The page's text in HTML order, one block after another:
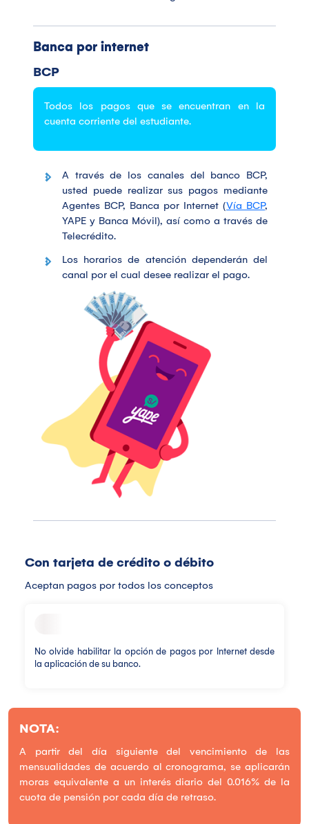
Banca por internet
BCP
Todos los pagos que se encuentran en la
cuenta corriente del estudiante.
A través de los canales del banco BCP,
usted puede realizar sus pagos mediante
Agentes BCP, Banca por Internet (Vía BCP,
YAPE y Banca Móvil), así como a través de
Telecrédito.
Los horarios de atención dependerán del
canal por el cual desee realizar el pago.
Con tarjeta de crédito o débito
Aceptan pagos por todos los conceptos
No olvide habilitar la opción de pagos por Internet desde
la aplicación de su banco.
NOTA:
A partir del día siguiente del vencimiento de las
mensualidades de acuerdo al cronograma, se aplicarán
moras equivalente a un interés diario del 0.016% de la
cuota de pensión por cada día de retraso.